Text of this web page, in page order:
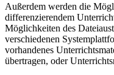
Außerdem werden die
differenzierendem
Möglichkeiten des
verschiedenen
vorhandenes
übertragen, oder